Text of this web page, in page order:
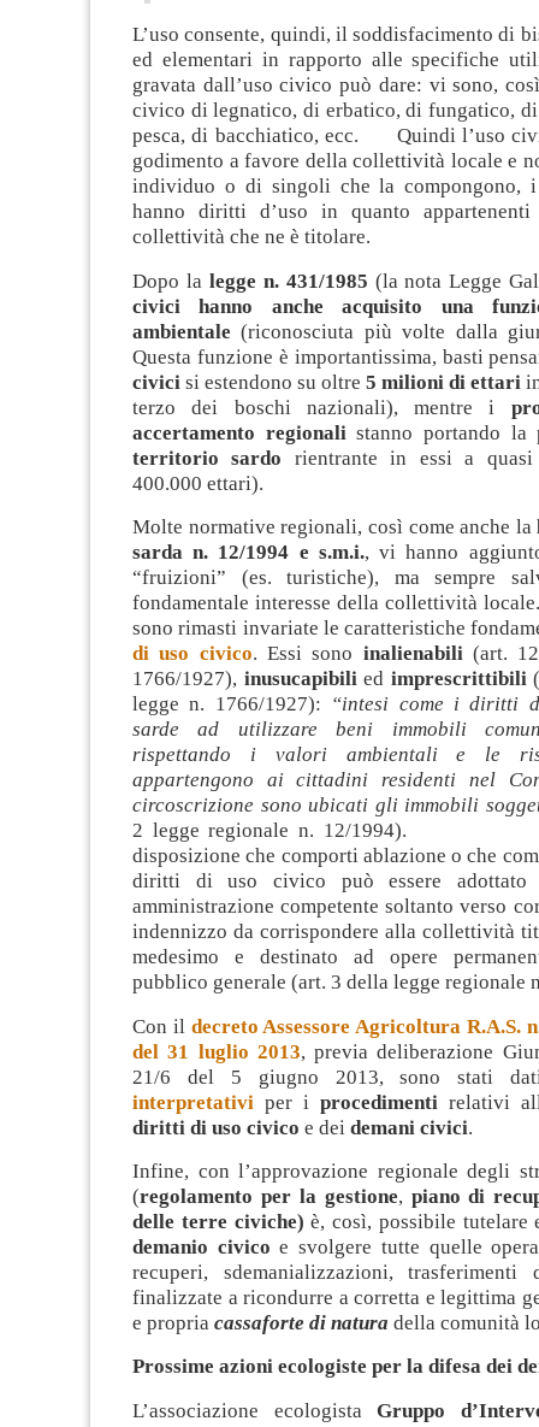
L’uso consente, quindi, il soddisfacimento di
ed elementari in rapporto alle specifiche
gravata dall’uso civico può dare: vi sono,
civico di legnatico, di erbatico, di fungatico,
pesca, di bacchiatico, ecc. Quindi l’uso
godimento a favore della collettività locale e
individuo o di singoli che la compongono,
hanno diritti d’uso in quanto appartenenti
collettività che ne è titolare.
Dopo la legge n. 431/1985 (la nota Legge
civici hanno anche acquisito una
ambientale (riconosciuta più volte dalla
Questa funzione è importantissima, basti
civici si estendono su oltre 5 milioni di ettari
terzo dei boschi nazionali), mentre i
accertamento regionali stanno portando la
territorio sardo rientrante in essi a
400.000 ettari).
Molte normative regionali, così come anche la
sarda n. 12/1994 e s.m.i., vi hanno
“fruizioni” (es. turistiche), ma sempre
fondamentale interesse della collettività
sono rimasti invariate le caratteristiche
di uso civico. Essi sono inalienabili(art. 12
1766/1927), inusucapibilied imprescrittibili
legge n. 1766/1927): “intesi come i diritti
sarde ad utilizzare beni immobili
rispettando i valori ambientali e le
appartengono ai cittadini residenti nel
circoscrizione sono ubicati gli immobili
2 legge regionale n. 12/1994).
disposizione che comporti ablazione o che
diritti di uso civico può essere adottato
amministrazione competente soltanto verso
indennizzo da corrispondere alla collettività
medesimo e destinato ad opere
pubblico generale (art. 3 della legge regionale
Con il decreto Assessore Agricoltura R.A.S.
del 31 luglio 2013, previa deliberazione
21/6 del 5 giugno 2013, sono stati
interpretativi per i procedimenti relativi
diritti di uso civico e dei demani civici.
Infine, con l’approvazione regionale degli
(regolamento per la gestione,piano di
delle terre civiche) è, così, possibile tutelare
demanio civico e svolgere tutte quelle
recuperi, sdemanializzazioni,
finalizzate a ricondurre a corretta e legittima
e propria cassaforte di natura della comunità
Prossime azioni ecologiste per la difesa dei
L’associazione ecologista Gruppo